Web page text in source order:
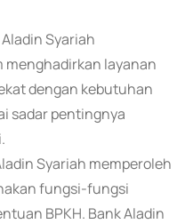
Syariah
menghadirkan layanan
dengan kebutuhan
sadar pentingnya
Syariah memperoleh
fungsi-fungsi
BPKH. Bank Aladin